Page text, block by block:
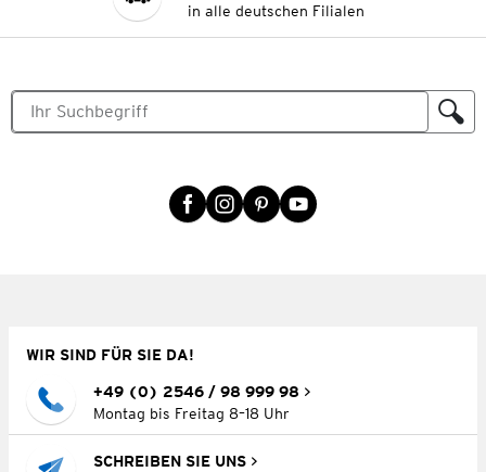
in alle deutschen Filialen
WIR SIND FÜR SIE DA!
+49 (0) 2546 / 98 999 98
Montag bis Freitag 8–18 Uhr
SCHREIBEN SIE UNS